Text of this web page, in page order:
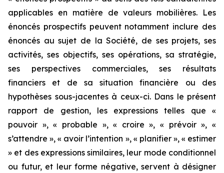
applicables en matière de valeurs mobilières. Les
énoncés prospectifs peuvent notamment inclure des
énoncés au sujet de la Société, de ses projets, ses
activités, ses objectifs, ses opérations, sa stratégie,
ses perspectives commerciales, ses résultats
financiers et de sa situation financière ou des
hypothèses sous-jacentes à ceux-ci. Dans le présent
rapport de gestion, les expressions telles que «
pouvoir », « probable », « croire », « prévoir », «
s’attendre », « avoir l’intention », « planifier », « estimer
» et des expressions similaires, leur mode conditionnel
ou futur, et leur forme négative, servent à désigner